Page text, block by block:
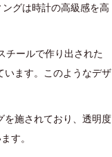
グは時計の高級感を高
チールで作り出された
います。このようなデザ
を施されており、透明度
す。